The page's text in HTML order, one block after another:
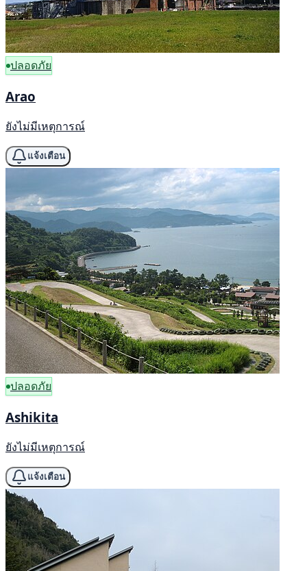
ปลอดภัย
Arao
ยังไม่มีเหตุการณ์
แจ้งเตือน
ปลอดภัย
Ashikita
ยังไม่มีเหตุการณ์
แจ้งเตือน